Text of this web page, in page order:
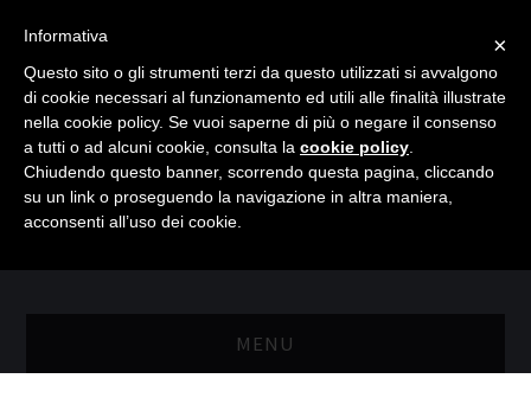
MENU
×
Informativa
Questo sito o gli strumenti terzi da questo utilizzati si avvalgono
di cookie necessari al funzionamento ed utili alle finalità illustrate
nella cookie policy. Se vuoi saperne di più o negare il consenso
a tutti o ad alcuni cookie, consulta la cookie policy
Chiudendo questo banner, scorrendo questa pagina, cliccando
su un link o proseguendo la navigazione in altra maniera,
acconsenti all’uso dei cookie.